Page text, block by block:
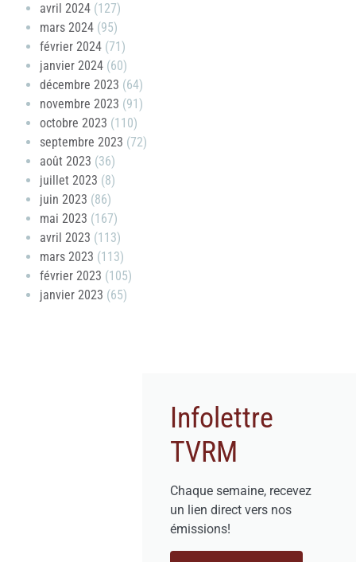
avril 2024 (127)
mars 2024 (95)
février 2024 (71)
janvier 2024 (60)
décembre 2023 (64)
novembre 2023 (91)
octobre 2023 (110)
septembre 2023 (72)
août 2023 (36)
juillet 2023 (8)
juin 2023 (86)
mai 2023 (167)
avril 2023 (113)
mars 2023 (113)
février 2023 (105)
janvier 2023 (65)
Infolettre
TVRM
Chaque semaine, recevez
un lien direct vers nos
émissions!